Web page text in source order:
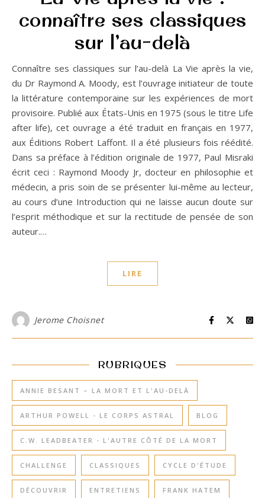
connaître ses classiques
sur l’au-delà
Connaître ses classiques sur l’au-delà La Vie après la vie,
du Dr Raymond A. Moody, est l’ouvrage initiateur de toute
la littérature contemporaine sur les expériences de mort
provisoire. Publié aux États-Unis en 1975 (sous le titre Life
after life), cet ouvrage a été traduit en français en 1977,
aux Éditions Robert Laffont. Il a été plusieurs fois réédité.
Dans sa préface à l’édition originale de 1977, Paul Misraki
écrit ceci : Raymond Moody Jr, docteur en philosophie et
médecin, a pris soin de se présenter lui-même au lecteur,
au cours d’une Introduction qui ne laisse aucun doute sur
l’esprit méthodique et sur la rectitude de pensée de son
auteur.…
LIRE
Jerome Choisnet
RUBRIQUES
ANNIE BESANT – LA MORT ET L'AU-DELÀ
ARTHUR POWELL - LE CORPS ASTRAL BLOG
C.W. LEADBEATER - L'AUTRE CÔTÉ DE LA MORT
CHALLENGE CLASSIQUES CYCLE D'ÉTUDE
DÉCOUVRIR ENTRETIENS FRANK HATEM